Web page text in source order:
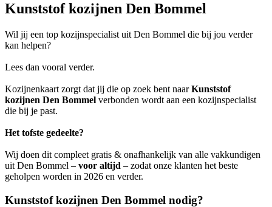
Kunststof kozijnen Den Bommel
Wil jij een top kozijnspecialist uit Den Bommel die bij jou verder
kan helpen?
Lees dan vooral verder.
Kozijnenkaart zorgt dat jij die op zoek bent naarKunststof
kozijnen Den Bommel verbonden wordt aan een kozijnspecialist
die bij je past.
Het tofste gedeelte?
Wij doen dit compleet gratis & onafhankelijk van alle vakkundigen
uit Den Bommel – voor altijd – zodat onze klanten het beste
geholpen worden in 2026 en verder.
Kunststof kozijnen Den Bommel nodig?